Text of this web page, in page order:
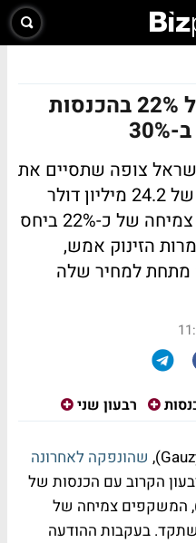
גאוזי צופה צמיחה של 22% בהכנסות
צופה שתסיים את
הרבעון הקרוב עם הכנסות של 24.2 מיליון דולר
(אמצע הטווח), המשקפים צמיחה של כ-22% ביחס
הזינוק אמש,
המניה עדיין נסחרת כ-29% מתחת למחיר שלה
רבעון שני
שהונפקה לאחרונה
הקרוב עם הכנסות של
המשקפים צמיחה של
אשתקד. בעקבות ההודעה